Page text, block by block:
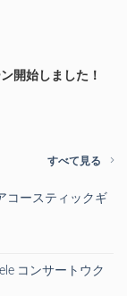
開始しました！
すべて見る
コースティックギ
コンサートウク